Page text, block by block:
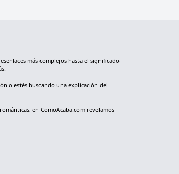
más complejos hasta el significado
o estés buscando una explicación del
en ComoAcaba.com revelamos